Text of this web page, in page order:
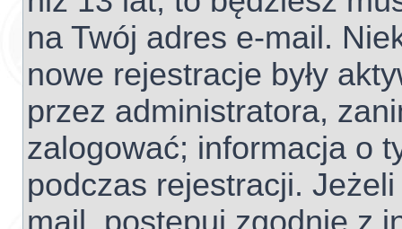
na Twój adres e-mail.
nowe rejestracje były
przez administratora,
zalogować; informacja o
podczas rejestracji. Jeżeli
mail, postępuj zgodnie z